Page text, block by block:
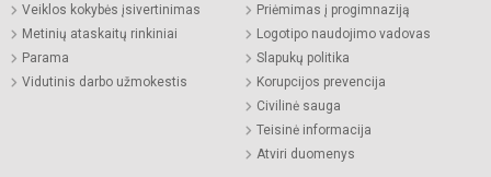
Veiklos kokybės įsivertinimas
Metinių ataskaitų rinkiniai
Parama
Vidutinis darbo užmokestis
Priėmimas į progimnaziją
Logotipo naudojimo vadovas
Slapukų politika
Korupcijos prevencija
Civilinė sauga
Teisinė informacija
Atviri duomenys